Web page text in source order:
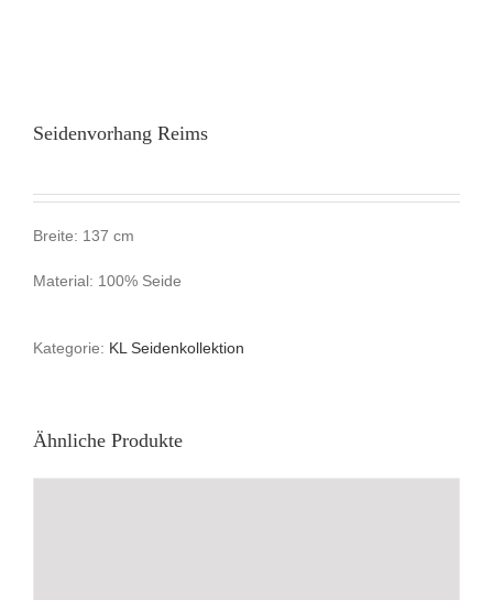
Seidenvorhang Reims
Breite: 137 cm
Material: 100% Seide
Kategorie: KL Seidenkollektion
Ähnliche Produkte